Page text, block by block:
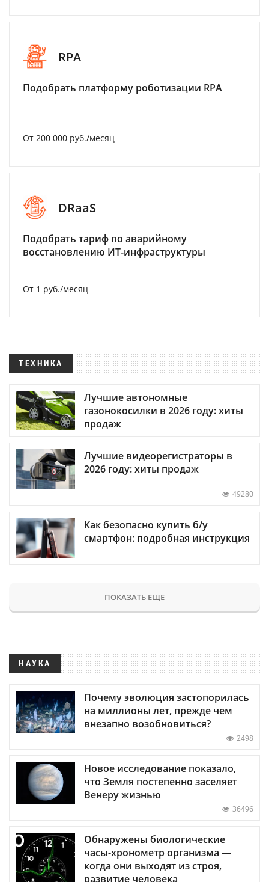
RPA
Подобрать платформу роботизации RPA
От 200 000 руб./месяц
DRaaS
Подобрать тариф по аварийному
восстановлению ИТ-инфраструктуры
От 1 руб./месяц
ТЕХНИКА
Лучшие автономные
газонокосилки в 2026 году: хиты
продаж
Лучшие видеорегистраторы в
2026 году: хиты продаж
49280
Как безопасно купить б/у
смартфон: подробная инструкция
ПОКАЗАТЬ ЕЩЕ
НАУКА
Почему эволюция застопорилась
на миллионы лет, прежде чем
внезапно возобновиться?
2498
Новое исследование показало,
что Земля постепенно заселяет
Венеру жизнью
36496
Обнаружены биологические
часы-хронометр организма —
когда они выходят из строя,
развитие человека